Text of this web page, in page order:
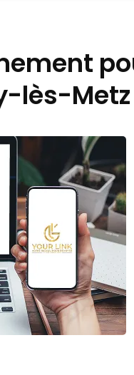
lès-Metz